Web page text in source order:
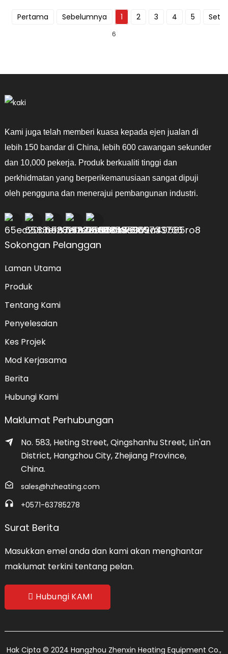
Pertama Sebelumnya 1 2 3 4 5
6
Kami juga telah memberi kuasa kepada ejen jualan di
lebih 150 bandar di China, lebih 600 cawangan sekunder
dan 10,000 pekerja. Produk berkualiti tinggi dan
perkhidmatan yang berperikemanusiaan sangat dipuji
oleh pengguna dan menerajui pembangunan industri.
Sokongan Pelanggan
Laman Utama
Produk
Tentang Kami
Penyelesaian
Kes Projek
Mod Kerjasama
Berita
Hubungi Kami
Maklumat Perhubungan
No. 583, Heting Street, Qingshanhu Street, Lin'an
District, Hangzhou City, Zhejiang Province,
China.
sales@hzheating.com
+0571-63785278
Surat Berita
Masukkan emel anda dan kami akan menghantar
maklumat terkini tentang pelan.
Hubungi KAMI
Hak Cipta © 2024 Hangzhou Zhenxin Heating Equipment Co.,